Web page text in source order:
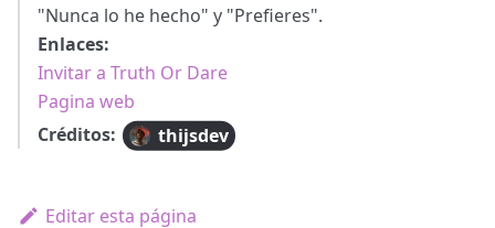
"Nunca lo he hecho" y "Prefieres".
Enlaces:
Invitar a Truth Or Dare
Pagina web
Créditos:
thijsdev
Editar esta página